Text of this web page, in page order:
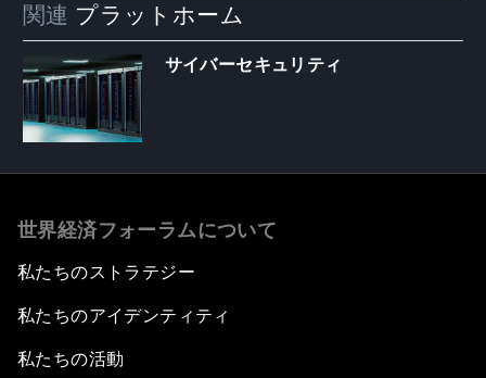
関連 プラットホーム
サイバーセキュリティ
世界経済フォーラムについて
私たちのストラテジー
私たちのアイデンティティ
私たちの活動